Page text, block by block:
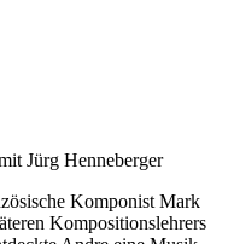
Jürg Henneberger
Komponist Mark
Kompositionslehrers